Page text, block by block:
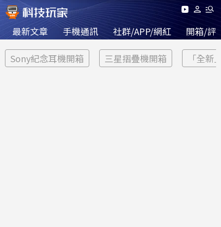
最新文章 手機通訊 社群/APP/網紅 開箱/評
Sony紀念耳機開箱 三星摺疊機開箱 「全新